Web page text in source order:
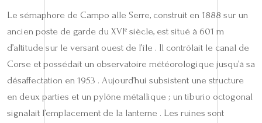
Le sémaphore de Campo alle Serre, construit en 1888 sur un
ancien poste de garde du XVIᵉ siècle, est situé à 601 m
d’altitude sur le versant ouest de l’île . Il contrôlait le canal de
Corse et possédait un observatoire météorologique jusqu’à sa
désaffectation en 1953 . Aujourd’hui subsistent une structure
en deux parties et un pylône métallique ; un tiburio octogonal
signalait l’emplacement de la lanterne . Les ruines sont